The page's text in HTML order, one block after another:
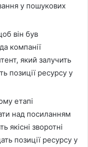
у пошукових
він був
компанії
який залучить
позиції ресурсу у
етапі
над посиланням
якісні зворотні
позиції ресурсу у